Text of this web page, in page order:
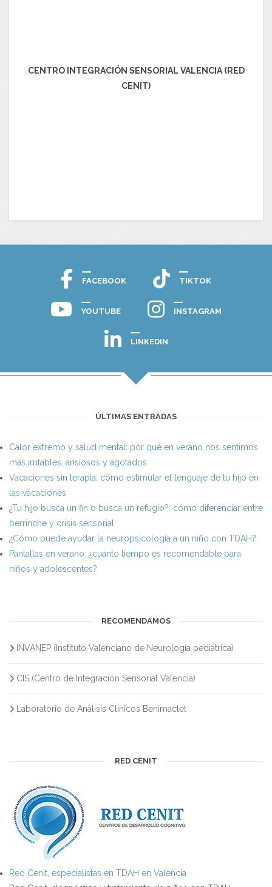
CENTRO INTEGRACIÓN SENSORIAL VALENCIA (RED
CENIT)
FACEBOOK TIKTOK
YOUTUBE INSTAGRAM
LINKEDIN
ÚLTIMAS ENTRADAS
Calor extremo y salud mental: por qué en verano nos sentimos
más irritables, ansiosos y agotados
Vacaciones sin terapia: cómo estimular el lenguaje de tu hijo en
las vacaciones
¿Tu hijo busca un fin o busca un refugio?: cómo diferenciar entre
berrinche y crisis sensorial
¿Cómo puede ayudar la neuropsicología a un niño con TDAH?
Pantallas en verano: ¿cuánto tiempo es recomendable para
niños y adolescentes?
RECOMENDAMOS
INVANEP (Instituto Valenciano de Neurología pediátrica)
CIS (Centro de Integración Sensorial Valencia)
Laboratorio de Análisis Clínicos Benimaclet
RED CENIT
Red Cenit, especialistas en TDAH en Valencia